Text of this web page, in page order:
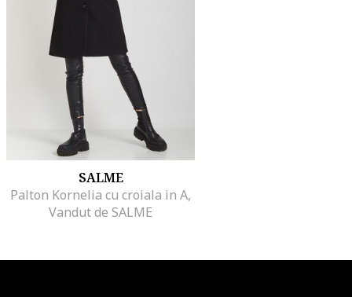
SALME
Palton Kornelia cu croiala in A,
Vandut de SALME